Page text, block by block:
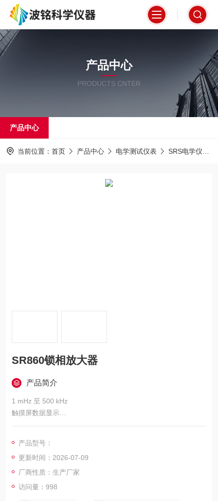
产品中心
PRODUCTS CNTER
产品中心
当前位置： 首页 产品中心 电学测试仪表 SRS电学仪表
SR860锁相放大器
产品简介
1 mHz 至 500 kHz
触摸屏数据显示
1 μs 至 30 ks 时间常数
高带宽输出
HDMI视频输出
10 MHz时基输入和输出
GPIB、RS-232、以太网和USB
产品型号：
更新时间：2026-07-09
厂商性质：生产厂家
访问量：998